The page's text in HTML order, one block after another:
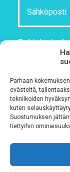
Parhaan
evästeitä,
tekniikoiden
kuten
Suostumuksen
tiettyihin
Hyväksyn
Tutustu
CAPTCHA